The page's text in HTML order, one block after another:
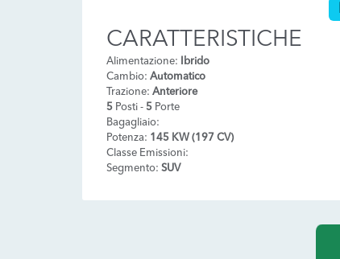
CARATTERISTICHE
Alimentazione:
Ibrido
Cambio: Automatico
Trazione: Anteriore
5 Posti - 5 Porte
Bagagliaio:
Potenza: 145 KW (197 CV)
Classe Emissioni:
Segmento: SUV